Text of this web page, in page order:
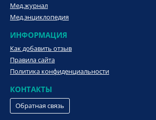
Мед.журнал
Мед.энциклопедия
ИНФОРМАЦИЯ
Как добавить отзыв
Правила сайта
Политика конфиденциальности
КОНТАКТЫ
Обратная связь